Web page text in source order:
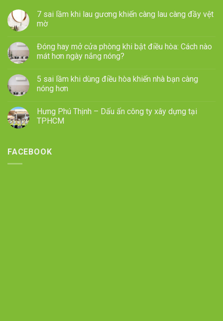
7 sai lầm khi lau gương khiến càng lau càng đầy vệt
mờ
Đóng hay mở cửa phòng khi bật điều hòa: Cách nào
mát hơn ngày nắng nóng?
5 sai lầm khi dùng điều hòa khiến nhà bạn càng
nóng hơn
Hưng Phú Thịnh – Dấu ấn công ty xây dựng tại
TPHCM
FACEBOOK